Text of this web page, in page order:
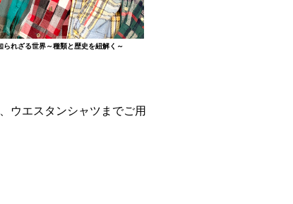
られざる世界～種類と歴史を紐解く～
ウエスタンシャツまでご用